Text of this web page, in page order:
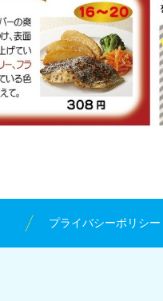
プライバシーポリシー